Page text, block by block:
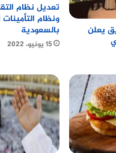
للتخلي عن الجينز
إلى عودة الحفلات
يعلن
تعديل نظام
ونظام التأمينات
بالسعودية
15 يونيو، 2022